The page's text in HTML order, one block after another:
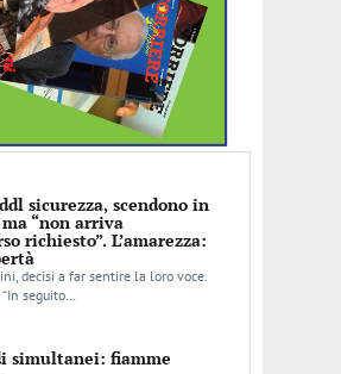
sicurezza, scendono in
“non arriva
richiesto”. L’amarezza:
decisi a far sentire la loro voce.
seguito…
simultanei: fiamme